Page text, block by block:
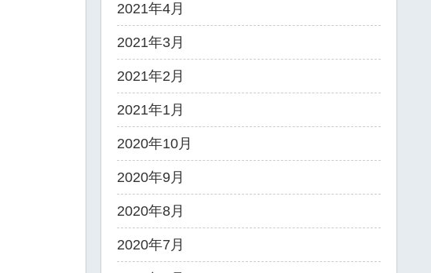
2021年4月
2021年3月
2021年2月
2021年1月
2020年10月
2020年9月
2020年8月
2020年7月